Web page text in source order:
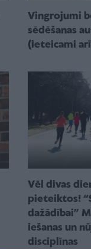
Vingrojumi
sēdēšanas
(ieteicami
Vēl divas
pieteiktos!
dažādībai”
iešanas un
disciplīnas